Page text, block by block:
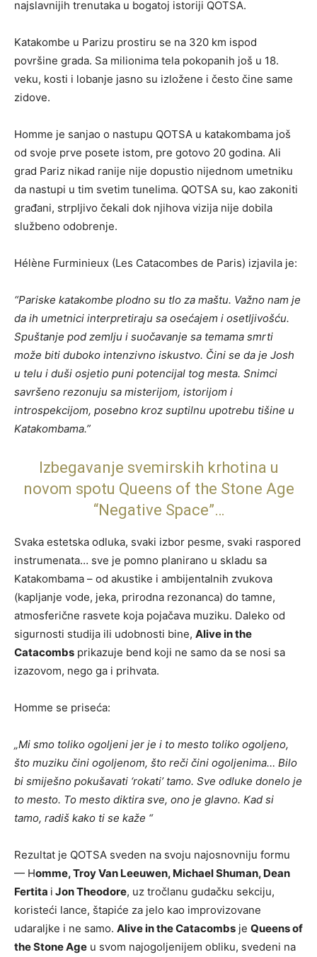
najslavnijih trenutaka u bogatoj istoriji QOTSA.
Katakombe u Parizu prostiru se na 320 km ispod
površine grada. Sa milionima tela pokopanih još u 18.
veku, kosti i lobanje jasno su izložene i često čine same
zidove.
Homme je sanjao o nastupu QOTSA u katakombama još
od svoje prve posete istom, pre gotovo 20 godina. Ali
grad Pariz nikad ranije nije dopustio nijednom umetniku
da nastupi u tim svetim tunelima. QOTSA su, kao zakoniti
građani, strpljivo čekali dok njihova vizija nije dobila
službeno odobrenje.
Hélène Furminieux (Les Catacombes de Paris) izjavila je:
“Pariske katakombe plodno su tlo za maštu. Važno nam je
da ih umetnici interpretiraju sa osećajem i osetljivošću.
Spuštanje pod zemlju i suočavanje sa temama smrti
može biti duboko intenzivno iskustvo. Čini se da je Josh
u telu i duši osjetio puni potencijal tog mesta. Snimci
savršeno rezonuju sa misterijom, istorijom i
introspekcijom, posebno kroz suptilnu upotrebu tišine u
Katakombama.”
Izbegavanje svemirskih krhotina u
novom spotu Queens of the Stone Age
“Negative Space”…
Svaka estetska odluka, svaki izbor pesme, svaki raspored
instrumenata… sve je pomno planirano u skladu sa
Katakombama – od akustike i ambijentalnih zvukova
(kapljanje vode, jeka, prirodna rezonanca) do tamne,
atmosferične rasvete koja pojačava muziku. Daleko od
sigurnosti studija ili udobnosti bine, Alive in the
Catacombs prikazuje bend koji ne samo da se nosi sa
izazovom, nego ga i prihvata.
Homme se priseća:
„Mi smo toliko ogoljeni jer je i to mesto toliko ogoljeno,
što muziku čini ogoljenom, što reči čini ogoljenima… Bilo
bi smiješno pokušavati ‘rokati’ tamo. Sve odluke donelo je
to mesto. To mesto diktira sve, ono je glavno. Kad si
tamo, radiš kako ti se kaže “
Rezultat je QOTSA sveden na svoju najosnovniju formu
— Homme, Troy Van Leeuwen, Michael Shuman, Dean
Fertita i Jon Theodore, uz tročlanu gudačku sekciju,
koristeći lance, štapiće za jelo kao improvizovane
udaraljke i ne samo. Alive in the Catacombs je Queens of
the Stone Age u svom najogoljenijem obliku, svedeni na